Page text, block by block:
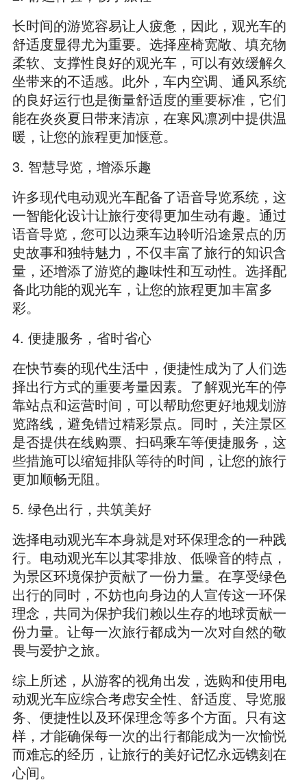
长时间的游览容易让人疲惫，因此，观光车的
舒适度显得尤为重要。选择座椅宽敞、填充物
柔软、支撑性良好的观光车，可以有效缓解久
坐带来的不适感。此外，车内空调、通风系统
的良好运行也是衡量舒适度的重要标准，它们
能在炎炎夏日带来清凉，在寒风凛冽中提供温
暖，让您的旅程更加惬意。
3. 智慧导览，增添乐趣
许多现代电动观光车配备了语音导览系统，这
一智能化设计让旅行变得更加生动有趣。通过
语音导览，您可以边乘车边聆听沿途景点的历
史故事和独特魅力，不仅丰富了旅行的知识含
量，还增添了游览的趣味性和互动性。选择配
备此功能的观光车，让您的旅程更加丰富多
彩。
4. 便捷服务，省时省心
在快节奏的现代生活中，便捷性成为了人们选
择出行方式的重要考量因素。了解观光车的停
靠站点和运营时间，可以帮助您更好地规划游
览路线，避免错过精彩景点。同时，关注景区
是否提供在线购票、扫码乘车等便捷服务，这
些措施可以缩短排队等待的时间，让您的旅行
更加顺畅无阻。
5. 绿色出行，共筑美好
选择电动观光车本身就是对环保理念的一种践
行。电动观光车以其零排放、低噪音的特点，
为景区环境保护贡献了一份力量。在享受绿色
出行的同时，不妨也向身边的人宣传这一环保
理念，共同为保护我们赖以生存的地球贡献一
份力量。让每一次旅行都成为一次对自然的敬
畏与爱护之旅。
综上所述，从游客的视角出发，选购和使用电
动观光车应综合考虑安全性、舒适度、导览服
务、便捷性以及环保理念等多个方面。只有这
样，才能确保每一次的出行都能成为一次愉悦
而难忘的经历，让旅行的美好记忆永远镌刻在
心间。